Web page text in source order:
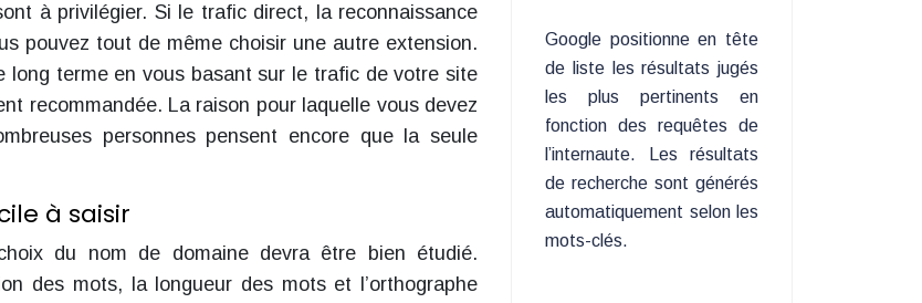
à privilégier. Si le trafic direct, la reconnaissance
pouvez tout de même choisir une autre extension.
long terme en vous basant sur le trafic de votre site
recommandée. La raison pour laquelle vous devez
personnes pensent encore que la seule
à saisir
du nom de domaine devra être bien étudié.
des mots, la longueur des mots et l’orthographe
Google positionne en tête
de liste les résultats jugés
les plus pertinents en
fonction des requêtes de
l’internaute. Les résultats
de recherche sont générés
automatiquement selon les
mots-clés.